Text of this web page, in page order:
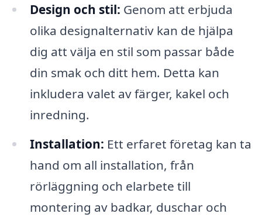
Design och stil: Genom att erbjuda
olika designalternativ kan de hjälpa
dig att välja en stil som passar både
din smak och ditt hem. Detta kan
inkludera valet av färger, kakel och
inredning.
Installation: Ett erfaret företag kan ta
hand om all installation, från
rörläggning och elarbete till
montering av badkar, duschar och